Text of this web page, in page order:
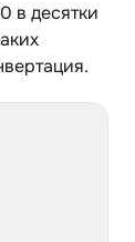
в десятки